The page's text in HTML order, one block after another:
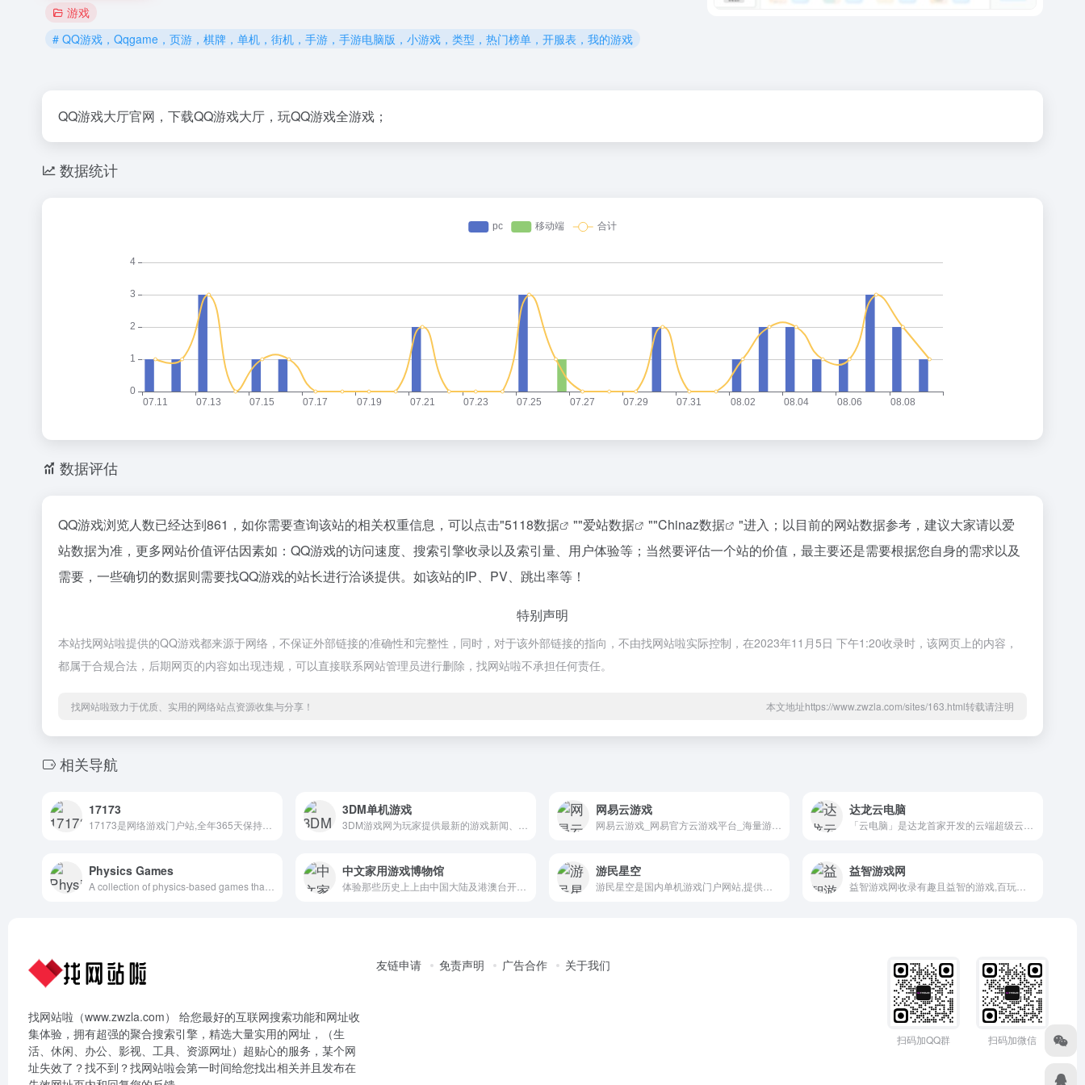
游戏
# QQ游戏，Qqgame，页游，棋牌，单机，街机，手游，手游电脑版，小游戏，类型，热门榜单，开服表，我的游戏
QQ游戏大厅官网，下载QQ游戏大厅，玩QQ游戏全游戏；
数据统计
数据评估
QQ游戏浏览人数已经达到861，如你需要查询该站的相关权重信息，可以点击"5118数据 ""爱站数据 ""Chinaz数据
"进入；以目前的网站数据参考，建议大家请以爱
站数据为准，更多网站价值评估因素如：QQ游戏的访问速度、搜索引擎收录以及索引量、用户体验等；当然要评估一个站的价值，最主要还是需要根据您自身的需求以及
需要，一些确切的数据则需要找QQ游戏的站长进行洽谈提供。如该站的IP、PV、跳出率等！
特别声明
本站找网站啦提供的QQ游戏都来源于网络，不保证外部链接的准确性和完整性，同时，对于该外部链接的指向，不由找网站啦实际控制，在2023年11月5日 下午1:20收录时，该网页上的内容，
都属于合规合法，后期网页的内容如出现违规，可以直接联系网站管理员进行删除，找网站啦不承担任何责任。
找网站啦致力于优质、实用的网络站点资源收集与分享！ 本文地址https://www.zwzla.com/sites/163.html转载请注明
相关导航
17173 3DM单机游戏 网易云游戏 达龙云电脑
Physics Games 中文家用游戏博物馆 游民星空 益智游戏网
找网站啦（www.zwzla.com） 给您最好的互联网搜索功能和网址收
集体验，拥有超强的聚合搜索引擎，精选大量实用的网址，（生
活、休闲、办公、影视、工具、资源网址）超贴心的服务，某个网
址失效了？找不到？找网站啦会第一时间给您找出相关并且发布在
友链申请 免责声明 广告合作 关于我们
扫码加QQ群 扫码加微信